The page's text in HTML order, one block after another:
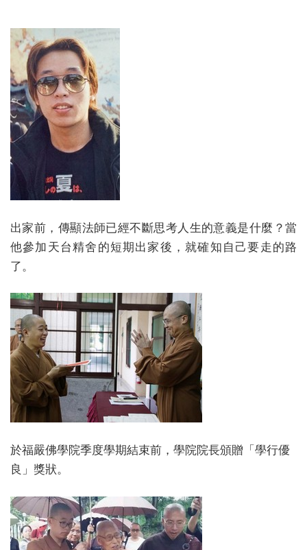
出家前，傳顯法師已經不斷思考人生的意義是什麼？當
他參加天台精舍的短期出家後，就確知自己要走的路
了。
於福嚴佛學院季度學期結束前，學院院長頒贈「學行優
良」獎狀。